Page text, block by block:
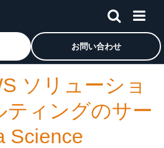
サービスのホームページに戻るには、こ
お問い合わせ
ソリューショ
ティングのサー
Science